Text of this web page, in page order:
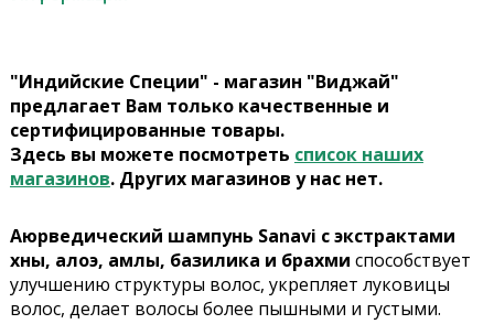
"Индийские Специи" - магазин "Виджай"
предлагает Вам только качественные и
сертифицированные товары.
Здесь вы можете посмотреть список наших
магазинов. Других магазинов у нас нет.
Аюрведический шампунь Sanavi с экстрактами
хны, алоэ, амлы, базилика и брахми способствует
улучшению структуры волос, укрепляет луковицы
волос, делает волосы более пышными и густыми.